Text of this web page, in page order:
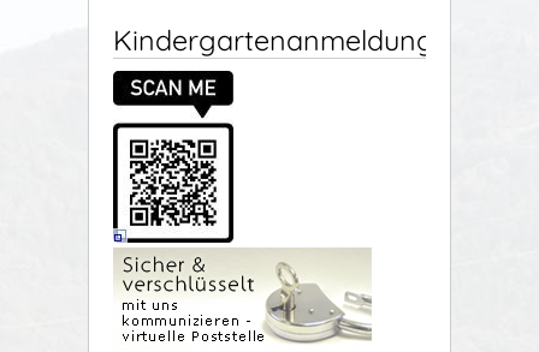
Kindergartenanmeldung